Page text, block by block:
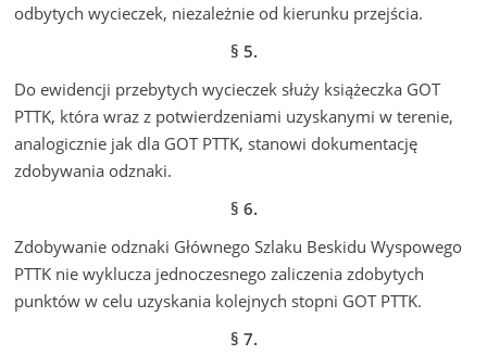
odbytych wycieczek, niezależnie od kierunku przejścia.
§ 5.
Do ewidencji przebytych wycieczek służy książeczka GOT
PTTK, która wraz z potwierdzeniami uzyskanymi w terenie,
analogicznie jak dla GOT PTTK, stanowi dokumentację
zdobywania odznaki.
§ 6.
Zdobywanie odznaki Głównego Szlaku Beskidu Wyspowego
PTTK nie wyklucza jednoczesnego zaliczenia zdobytych
punktów w celu uzyskania kolejnych stopni GOT PTTK.
§ 7.